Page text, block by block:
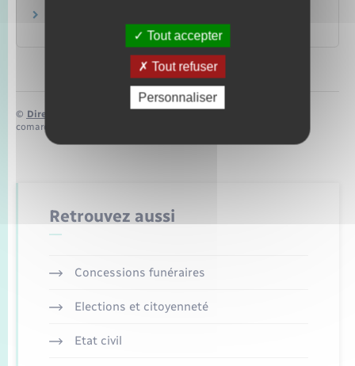
Caisse nationale d'assurance vieillesse
© Direction de l’information légale et administrative
comarquage developpé par
Retrouvez aussi
Concessions funéraires
Elections et citoyenneté
Etat civil
Tout accepter
Tout refuser
Personnaliser